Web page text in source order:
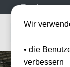
Wir
• die
verbessern